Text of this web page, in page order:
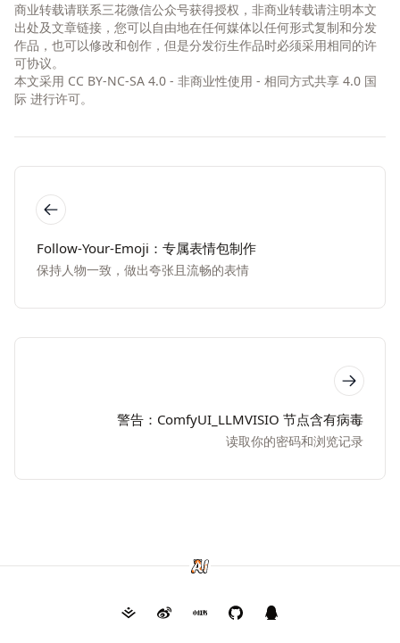
商业转载请联系三花微信公众号获得授权，非商业转载请注明本文
出处及文章链接，您可以自由地在任何媒体以任何形式复制和分发
作品，也可以修改和创作，但是分发衍生作品时必须采用相同的许
可协议。
本文采用 CC BY-NC-SA 4.0 - 非商业性使用 - 相同方式共享 4.0 国
际 进行许可。
Follow-Your-Emoji：专属表情包制作
保持人物一致，做出夸张且流畅的表情
警告：ComfyUI_LLMVISIO 节点含有病毒
读取你的密码和浏览记录